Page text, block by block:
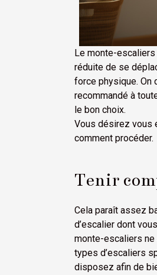
Le monte-
réduite de se
force physique. On
recommandé à
le bon choix.
Vous désirez vous
comment procéder.
Tenir
Cela paraît assez
d’escalier dont
monte-escaliers ne
types d’escaliers
disposez afin de